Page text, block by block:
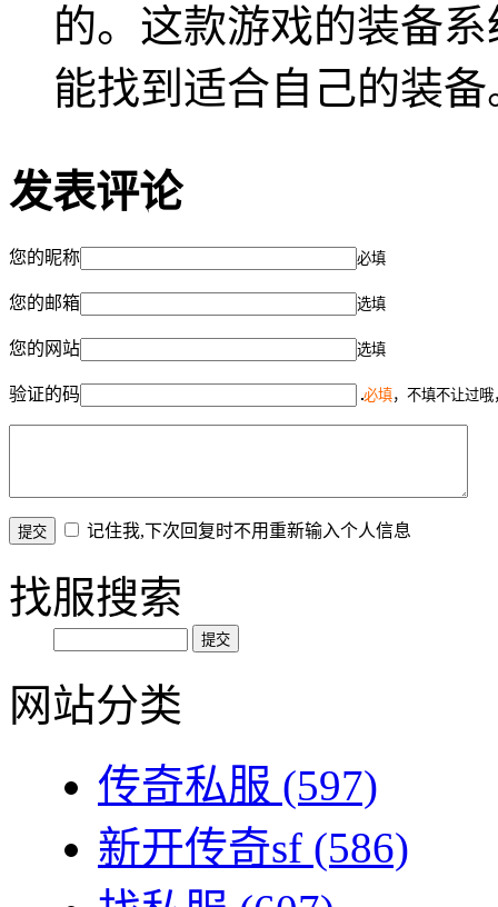
的。这款游戏的装备
能找到适合自己的装备
发表评论
您的昵称 必填
您的邮箱 选填
您的网站 选填
验证的码 必填，不填不让过
记住我,下次回复时不用重新输入个人信息
找服搜索
网站分类
传奇私服 (597)
新开传奇sf (586)